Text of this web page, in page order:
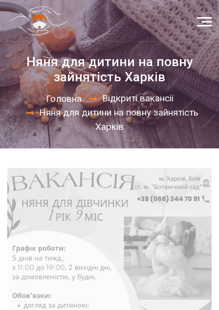
Няня для дитини на повну
зайнятість Харків
Головна
Відкриті вакансії
Няня для дитини на повну зайнятість
Харків